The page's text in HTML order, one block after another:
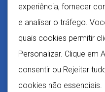
cortpress
experiência, fornecer
e analisar o tráfego.
quais cookies permitir
Personalizar. Clique em
consentir ou Rejeitar
cookies não essenciais.